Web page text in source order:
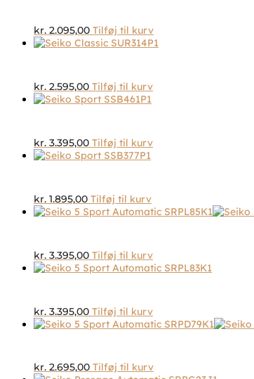
kr. 2.095,00 Tilføj til kurv
kr. 2.595,00 Tilføj til kurv
kr. 3.395,00 Tilføj til kurv
kr. 1.895,00 Tilføj til kurv
kr. 3.395,00 Tilføj til kurv
kr. 3.395,00 Tilføj til kurv
kr. 2.695,00 Tilføj til kurv